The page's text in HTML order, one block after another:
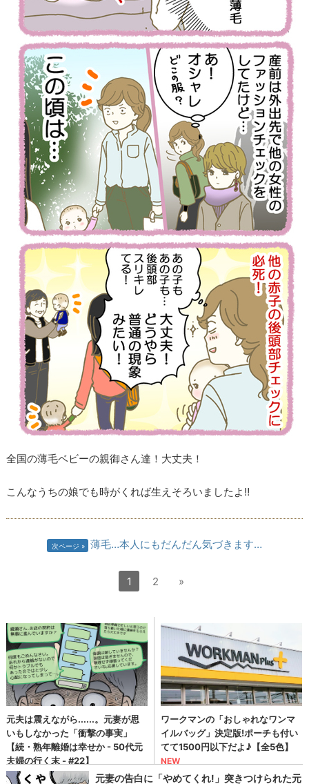
全国の薄毛ベビーの親御さん達！大丈夫！
こんなうちの娘でも時がくれば生えそろいましたよ‼
次ページ 薄毛…本人にもだんだん気づきます…
1 2 »